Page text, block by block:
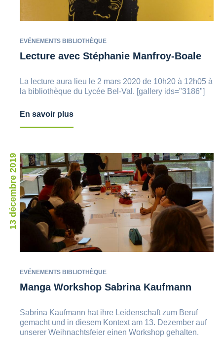
EVÉNEMENTS BIBLIOTHÈQUE
Lecture avec Stéphanie Manfroy-Boale
La lecture aura lieu le 2 mars 2020 de 10h20 à 12h05 à
la bibliothèque du Lycée Bel-Val. [gallery ids="3186"]
En savoir plus
13 décembre 2019
EVÉNEMENTS BIBLIOTHÈQUE
Manga Workshop Sabrina Kaufmann
Sabrina Kaufmann hat ihre Leidenschaft zum Beruf
gemacht und in diesem Kontext am 13. Dezember auf
unserer Weihnachtsfeier einen Workshop gehalten.